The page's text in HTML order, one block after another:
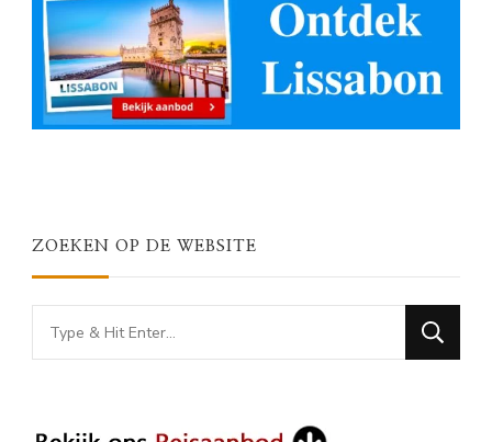
ZOEKEN OP DE WEBSITE
Looking
for